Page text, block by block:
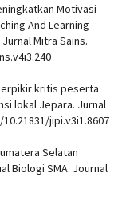
Motivasi
And Learning
Jurnal Mitra Sains.
kritis peserta
lokal Jepara. Jurnal
jipi.v3i1.8607
Selatan
Biologi SMA. Journal